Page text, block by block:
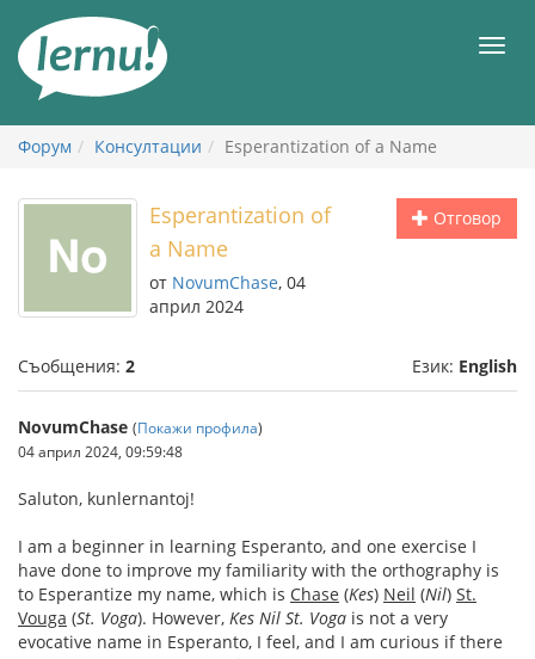
съдържанието
Форум Консултации Esperantization of a Name
Отговор
Esperantization of
a Name
от NovumChase, 04
април 2024
Съобщения: 2 Език: English
NovumChase (Покажи профила)
04 април 2024, 09:59:48
Saluton, kunlernantoj!
I am a beginner in learning Esperanto, and one exercise I
have done to improve my familiarity with the orthography is
to Esperantize my name, which is Chase (Kes) Neil (Nil) St.
Vouga (St. Voga). However, Kes Nil St. Voga is not a very
evocative name in Esperanto, I feel, and I am curious if there